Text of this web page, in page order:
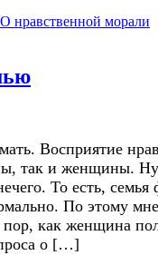
О нравственной морали
Восприятие
так и женщины.
То есть, семья
По этому
как женщина
о […]